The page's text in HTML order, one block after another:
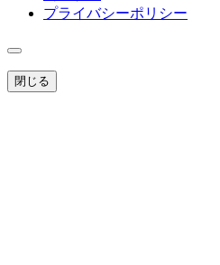
プライバシーポリシー
閉じる